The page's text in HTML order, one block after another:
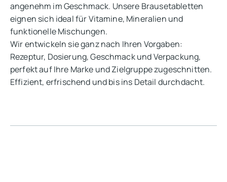
angenehm im Geschmack. Unsere Brausetabletten
eignen sich ideal für Vitamine, Mineralien und
funktionelle Mischungen.
Wir entwickeln sie ganz nach Ihren Vorgaben:
Rezeptur, Dosierung, Geschmack und Verpackung,
perfekt auf Ihre Marke und Zielgruppe zugeschnitten.
Effizient, erfrischend und bis ins Detail durchdacht.